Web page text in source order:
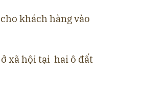
khách hàng vào
xã hội tại hai ô đất